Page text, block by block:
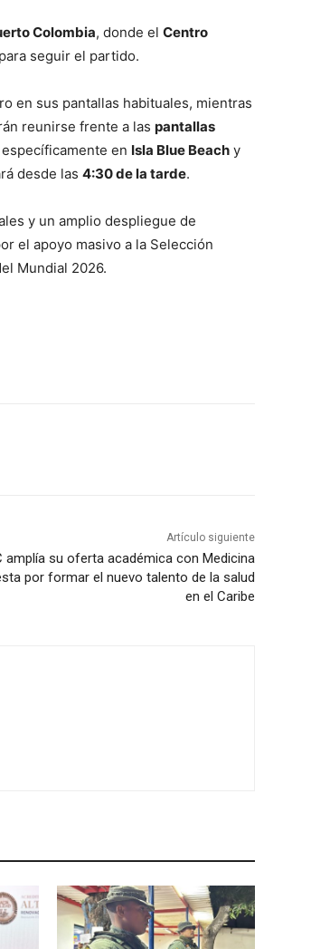
Colombia, donde el Centro
seguir el partido.
en sus pantallas habituales, mientras
reunirse frente a las pantallas
en Isla Blue Beach y
desde las 4:30 de la tarde.
y un amplio despliegue de
el apoyo masivo a la Selección
Mundial 2026.
Artículo siguiente
amplía su oferta académica con Medicina
por formar el nuevo talento de la salud
en el Caribe